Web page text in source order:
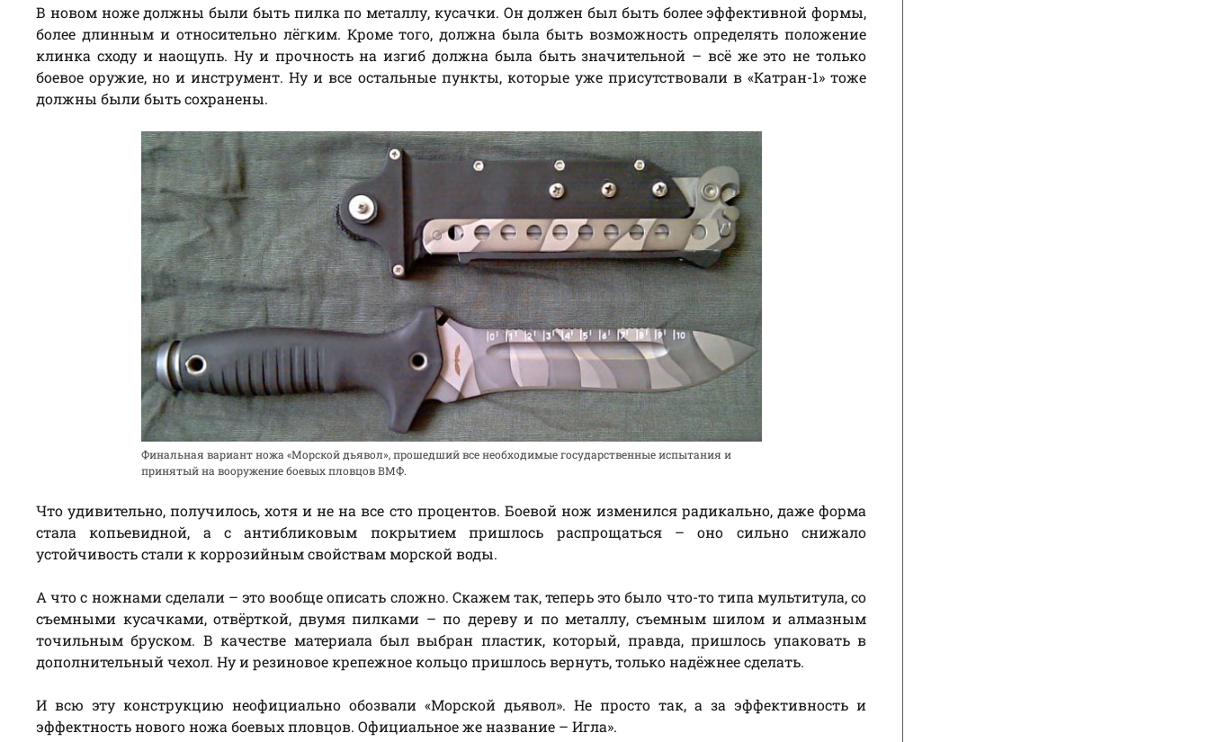
В новом ноже должны были быть пилка по металлу, кусачки. Он должен был быть более эффективной формы,
более длинным и относительно лёгким. Кроме того, должна была быть возможность определять положение
клинка сходу и наощупь. Ну и прочность на изгиб должна была быть значительной – всё же это не только
боевое оружие, но и инструмент. Ну и все остальные пункты, которые уже присутствовали в «Катран-1» тоже
должны были быть сохранены.
Финальная вариант ножа «Морской дьявол», прошедший все необходимые государственные испытания и
принятый на вооружение боевых пловцов ВМФ.
Что удивительно, получилось, хотя и не на все сто процентов. Боевой нож изменился радикально, даже форма
стала копьевидной, а с антибликовым покрытием пришлось распрощаться – оно сильно снижало
устойчивость стали к коррозийным свойствам морской воды.
А что с ножнами сделали – это вообще описать сложно. Скажем так, теперь это было что-то типа мультитула, со
съемными кусачками, отвёрткой, двумя пилками – по дереву и по металлу, съемным шилом и алмазным
точильным бруском. В качестве материала был выбран пластик, который, правда, пришлось упаковать в
дополнительный чехол. Ну и резиновое крепежное кольцо пришлось вернуть, только надёжнее сделать.
И всю эту конструкцию неофициально обозвали «Морской дьявол». Не просто так, а за эффективность и
эффектность нового ножа боевых пловцов. Официальное же название – Игла».